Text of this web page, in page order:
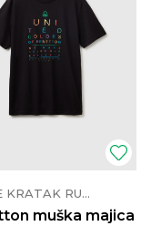
MAJICE KRATAK RUKAV
muška majica